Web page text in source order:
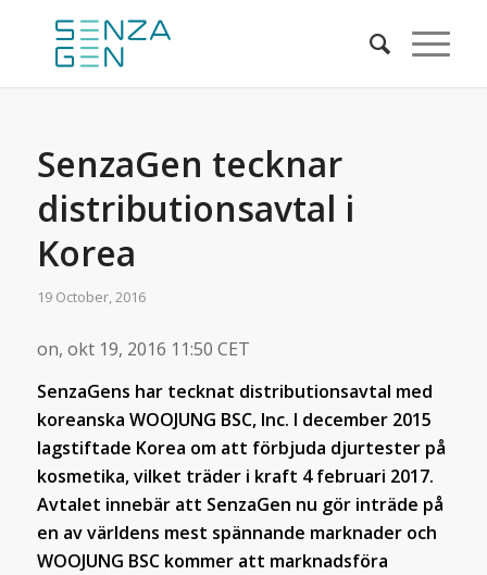
SenzaGen tecknar
distributionsavtal i
Korea
19 October, 2016
on, okt 19, 2016 11:50 CET
SenzaGens har tecknat distributionsavtal med
koreanska WOOJUNG BSC, Inc. I december 2015
lagstiftade Korea om att förbjuda djurtester på
kosmetika, vilket träder i kraft 4 februari 2017.
Avtalet innebär att SenzaGen nu gör inträde på
en av världens mest spännande marknader och
WOOJUNG BSC kommer att marknadsföra